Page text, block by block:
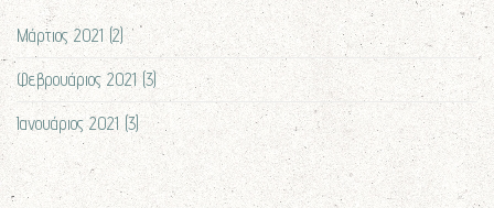
Μάρτιος 2021(2)
Φεβρουάριος 2021(3)
Ιανουάριος 2021 (3)